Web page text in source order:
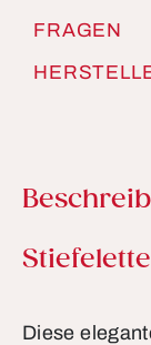
FRAGEN
Diese